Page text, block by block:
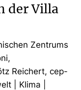
der Villa
Zentrums
Reichert, cep-
| Klima |